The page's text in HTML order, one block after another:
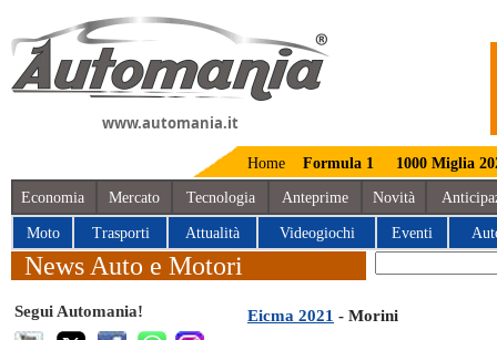
www.automania.it
Home Formula 1 1000 Miglia
Economia Mercato Tecnologia Anteprime Novità
Moto Trasporti Attualità Videogiochi Eventi
News Auto e Motori
Segui Automania! Eicma 2021 - Morini